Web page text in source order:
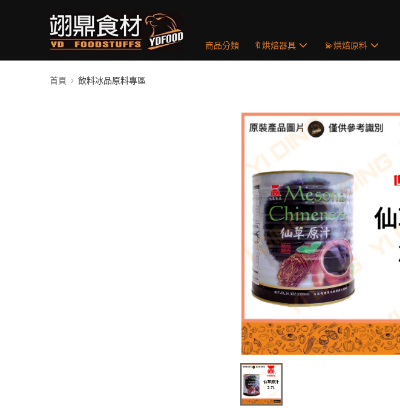
商品分類 🔖烘焙器具 💫烘焙原料
首頁 飲料冰品原料專區